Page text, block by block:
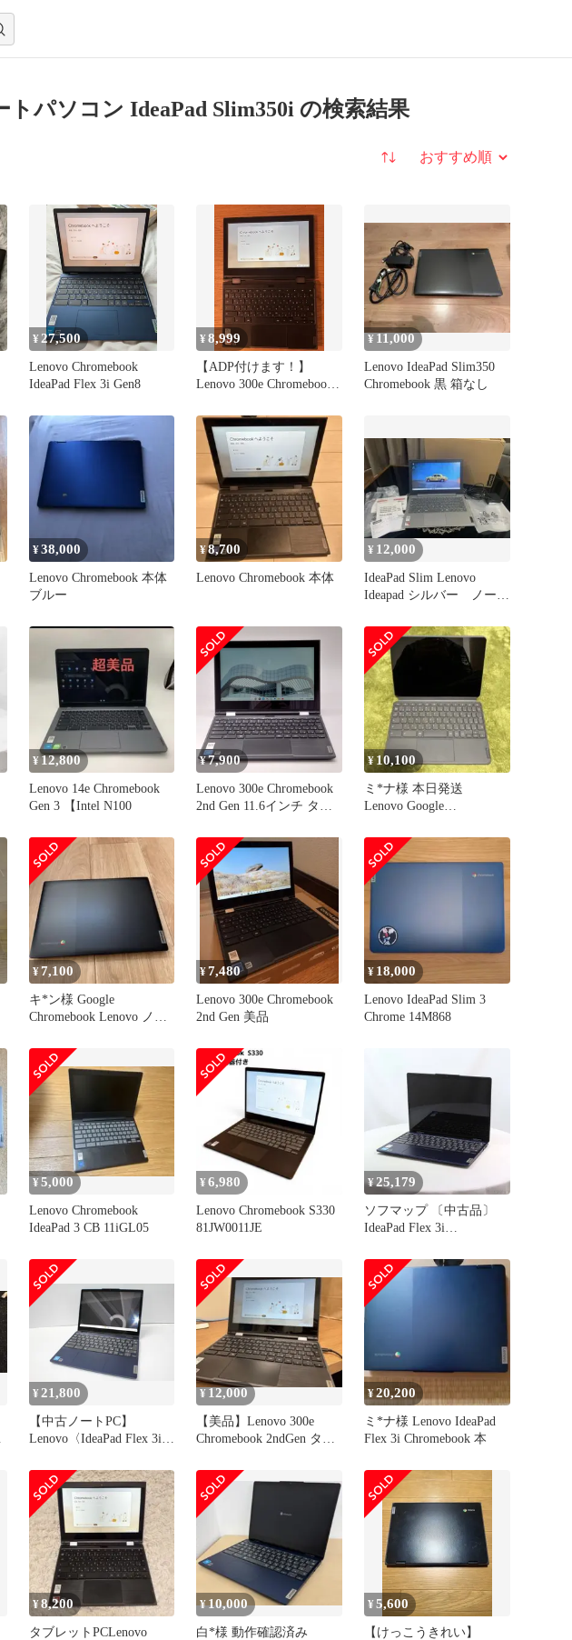
トパソコン IdeaPad Slim350i の検索結果
並び替え
¥ 27,500
Lenovo Chromebook
IdeaPad Flex 3i Gen8
¥8,999
【ADP付けます！】
Lenovo 300e Chromebook
¥ 11,000
Lenovo IdeaPad Slim350
Chromebook 黒 箱なし
¥38,000
Lenovo Chromebook 本体
ブルー
¥8,700
Lenovo Chromebook 本体
¥ 12,000
IdeaPad Slim Lenovo
Ideapad シルバー ノート
¥12,800
Lenovo 14e Chromebook
Gen 3 【Intel N100
¥7,900
Lenovo 300e Chromebook
2nd Gen 11.6インチ タッ
好96%】
¥ 10,100
ミ*ナ様 本日発送
Lenovo Google
¥7,100
キ*ン様 Google
Chromebook Lenovo ノー
¥7,480
Lenovo 300e Chromebook
2nd Gen 美品
¥ 18,000
Lenovo IdeaPad Slim 3
Chrome 14M868
¥5,000
Lenovo Chromebook
IdeaPad 3 CB 11iGL05
¥ 6,980
Lenovo Chromebook S330
81JW0011JE
¥ 25,179
ソフマップ 〔中古品〕
IdeaPad Flex 3i
82XH001KJP アビスブル
ー【344】
¥ 21,800
【中古ノートPC】
Lenovo〈IdeaPad Flex 3i
N100/eMMC64GB/メモリ
4GB ⑤
¥ 12,000
【美品】Lenovo 300e
Chromebook 2ndGen タッ
¥20,200
ミ*ナ様 Lenovo IdeaPad
Flex 3i Chromebook 本
¥8,200
タブレットPCLenovo
¥10,000
白*様 動作確認済み
¥5,600
【けっこうきれい】